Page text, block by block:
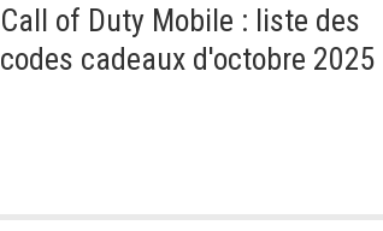
Call of Duty Mobile : liste des
codes cadeaux d'octobre 2025